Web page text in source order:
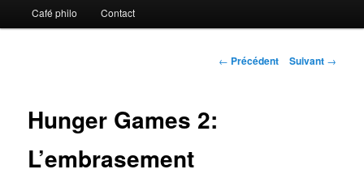
Café philo Contact
Navigation
← Précédent Suivant →
Hunger Games 2:
L’embrasement